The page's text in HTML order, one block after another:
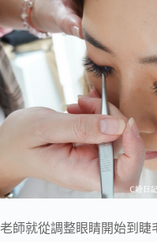
老師就從調整眼睛開始到睫